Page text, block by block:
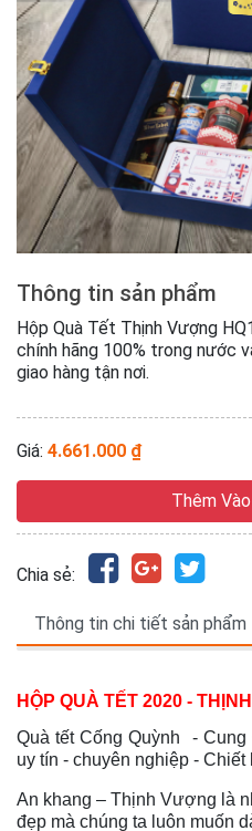
Thông tin sản phẩm
Hộp Quà Tết Thịnh Vượng
chính hãng 100% trong nước
giao hàng tận nơi.
Giá: 4.661.000 ₫
Thêm
Chia sẻ:
Thông tin chi tiết sản phẩm
HỘP QUÀ TẾT 2020 -
Quà tết Cống Quỳnh -
uy tín - chuyên nghiệp -
An khang – Thịnh Vượng là
đẹp mà chúng ta luôn muốn